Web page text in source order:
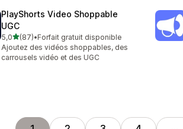
PlayShorts Video Shoppable
UGC
5,0étoile(s) sur 5
(87)
87 avis au total
•Forfait gratuit disponible
Ajoutez des vidéos shoppables, des
carrousels vidéo et des UGC